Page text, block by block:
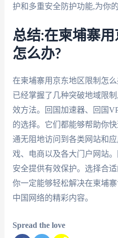
护和多重安全防护功能,为你
总结:在柬埔寨用
怎么办?
在柬埔寨用京东地区限制怎
已经掌握了几种突破地域限
效方法。回国加速器、回国
的选择。它们都能够帮助你
通无阻地访问到各类网站和
戏、电商以及各大门户网站
安全提供有效保护。选择合
你一定能够轻松解决在柬埔
中国网络的精彩内容。
Spread the love